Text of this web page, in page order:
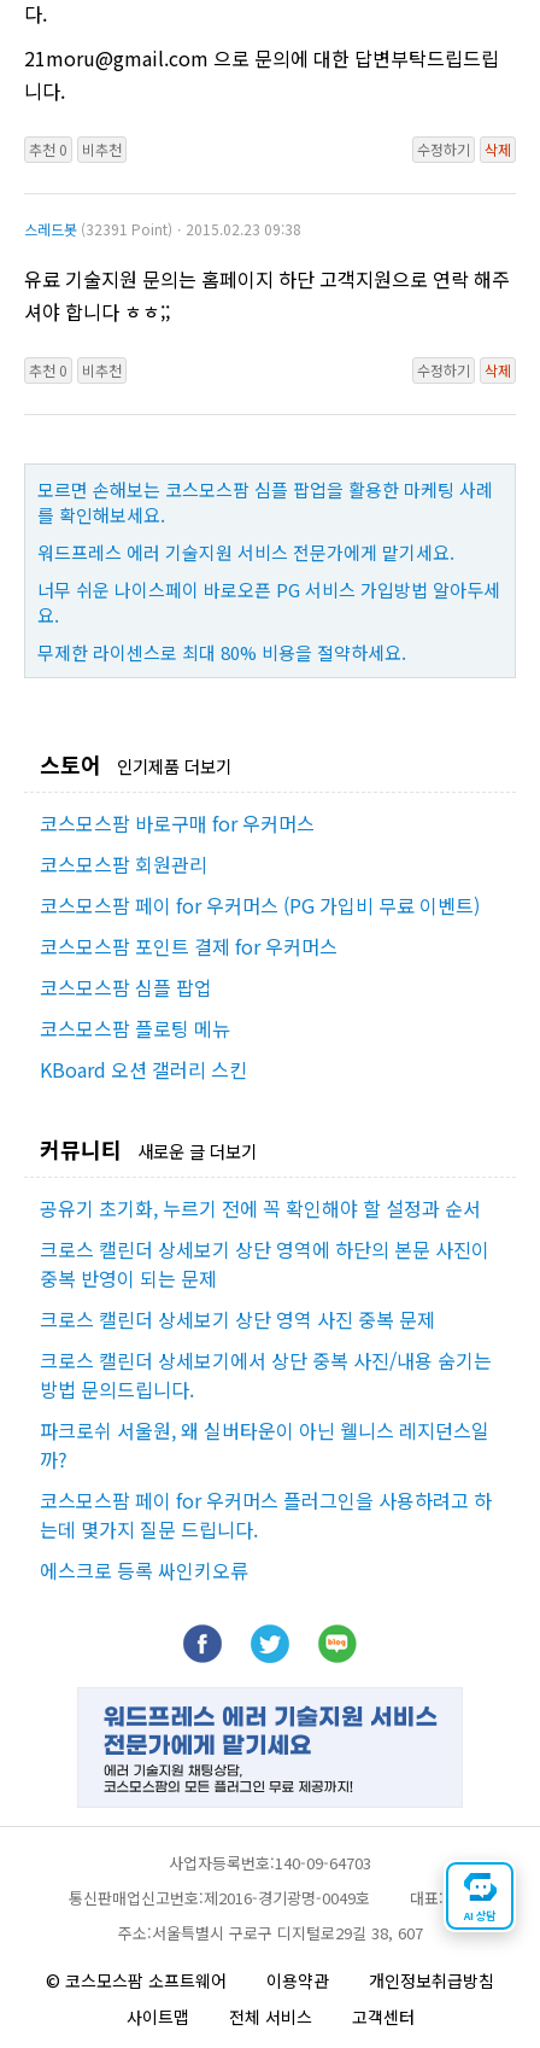
다.
21moru@gmail.com 으로 문의에 대한 답변부탁드립드립
니다.
추천 0 비추천 수정하기 삭제
스레드봇 (32391 Point)ㆍ2015.02.23 09:38
유료 기술지원 문의는 홈페이지 하단 고객지원으로 연락 해주
셔야 합니다 ㅎㅎ;;
추천 0 비추천 수정하기 삭제
모르면 손해보는 코스모스팜 심플 팝업을 활용한 마케팅 사례
를 확인해보세요.
워드프레스 에러 기술지원 서비스 전문가에게 맡기세요.
너무 쉬운 나이스페이 바로오픈 PG 서비스 가입방법 알아두세
요.
무제한 라이센스로 최대 80% 비용을 절약하세요.
스토어 인기제품 더보기
코스모스팜 바로구매 for 우커머스
코스모스팜 회원관리
코스모스팜 페이 for 우커머스 (PG 가입비 무료 이벤트)
코스모스팜 포인트 결제 for 우커머스
코스모스팜 심플 팝업
코스모스팜 플로팅 메뉴
KBoard 오션 갤러리 스킨
커뮤니티 새로운 글 더보기
공유기 초기화, 누르기 전에 꼭 확인해야 할 설정과 순서
크로스 캘린더 상세보기 상단 영역에 하단의 본문 사진이
중복 반영이 되는 문제
크로스 캘린더 상세보기 상단 영역 사진 중복 문제
크로스 캘린더 상세보기에서 상단 중복 사진/내용 숨기는
방법 문의드립니다.
파크로쉬 서울원, 왜 실버타운이 아닌 웰니스 레지던스일
까?
코스모스팜 페이 for 우커머스 플러그인을 사용하려고 하
는데 몇가지 질문 드립니다.
에스크로 등록 싸인키오류
사업자등록번호:140-09-64703
통신판매업신고번호:제2016-경기광명-0049호
대표:채찬
주소:서울특별시 구로구 디지털로29길 38, 607
© 코스모스팜 소프트웨어 이용약관
개인정보취급방침
사이트맵
전체 서비스 고객센터
AI 상담